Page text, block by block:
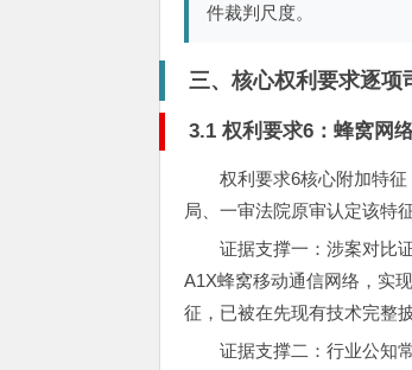
件裁判尺度。
三、核心权利要求逐
3.1 权利要求6：蜂窝网
权利要求6核心附加特
局、一审法院原审认定该特
证据支撑一：涉案对比
A1X蜂窝移动通信网络，实
征，已被在先现有技术完整披
证据支撑二：行业公知